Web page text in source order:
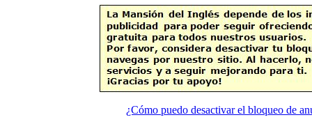
¿Cómo puedo desactivar el bloqueo de